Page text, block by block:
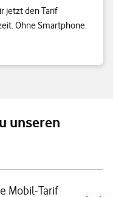
jetzt den Tarif
Ohne Smartphone.
unseren
Mobil-Tarif